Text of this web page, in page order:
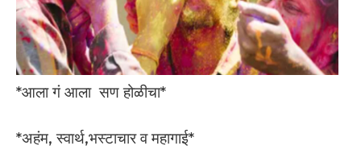
*आला गं आला सण होळीचा*
*अहंम, स्वार्थ,भस्टाचार व महागाई*